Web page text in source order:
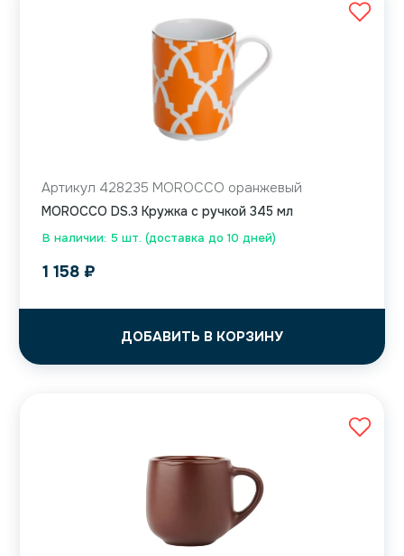
В наличии: 5 шт. (доставка до 10 дней)
Артикул 428235 MOROCCO оранжевый
MOROCCO DS.3 Кружка с ручкой 345 мл
1 158 ₽
ДОБАВИТЬ В КОРЗИНУ